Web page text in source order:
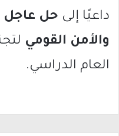
داعيًا إلى حل عاجل
والأمن القومي
العام الدراسي.